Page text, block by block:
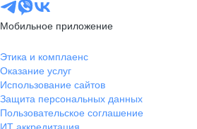
Мобильное приложение
Этика и комплаенс
Оказание услуг
Использование сайтов
Защита персональных данных
Пользовательское соглашение